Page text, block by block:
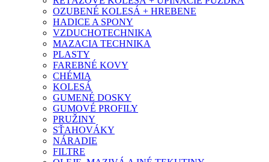
OZUBENÉ KOLESÁ + HREBENE
HADICE A SPONY
VZDUCHOTECHNIKA
MAZACIA TECHNIKA
PLASTY
FAREBNÉ KOVY
CHÉMIA
KOLESÁ
GUMENÉ DOSKY
GUMOVÉ PROFILY
PRUŽINY
SŤAHOVÁKY
NÁRADIE
FILTRE